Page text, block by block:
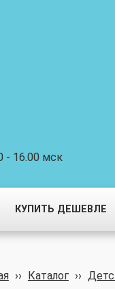
- 16.00 мск
КУПИТЬ ДЕШЕВЛЕ
›› Каталог ››